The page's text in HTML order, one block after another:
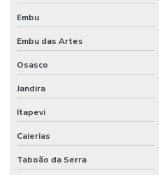
Embu
Embu das Artes
Osasco
Jandira
Itapevi
Caierias
Taboão da Serra